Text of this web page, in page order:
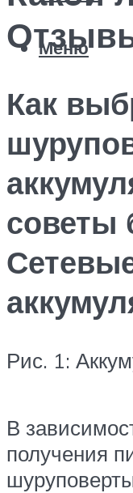
Меню
Как
советы
Рис. 1:
В
получения